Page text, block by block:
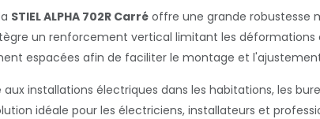
STIEL ALPHA 702R Carré offre une grande robustesse
un renforcement vertical limitant les
espacées afin de faciliter le montage et
installations électriques dans les habitations, les
idéale pour les électriciens, installateurs et